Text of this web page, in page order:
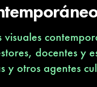
docentes y
y otros agentes